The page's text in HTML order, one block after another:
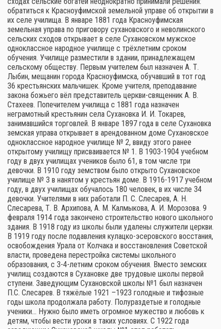
обратиться к Красноуфимской земельной управе об открытии в
их селе училища. В январе 1881 года Красноуфимская
земельная управа по приговору сухановского и неволинского
сельских сходов открывает в селе Сухановском мужское
одноклассное народное училище с трёхлетним сроком
обучения. Училище разместили в здании, принадлежащем
сельскому обществу. Первым учителем был назначен А. Т.
Лыбин, мещанин города Красноуфимска, обучавший в тот год
36 крестьянских мальчишек. Кроме учителя, преподавание
закона божьего вёл представитель церкви-священник А. В.
Стахеев. Попечителем училища с 1881 года назначен
неграмотный крестьянин села Сухановка И. И. Токарев,
занимавшийся торговлей. В январе 1897 года в селе Сухановка
земская управа открывает в арендованном доме Сухановское
одноклассное народное училище № 2, ввиду этого ранее
открытому училищу присваивается № 1. В 1903-1904 учебном
году в двух училищах учеников было 61, в том числе три
девочки. В 1910 году земством было открыто Сухановское
училище № 3 в нанятом у крестьян доме. В 1916-1917 учебном
году, в двух училищах обучалось 180 человек, в их числе 34
девочки. Учителями в них работали П. С. Слесарев, А. Н.
Слесарева, Т. В. Архипова, А. М. Калмыкова, А. И. Морозова. 9
февраля 1914 года закончено строительство нового школьного
здания. В 1918 году из школы были удалены служители церкви.
В 1919 году после подавления кулацко-эсеровского восстания,
освобождения Урала от Колчака и восстановления Советской
власти, проведена перестройка системы школьного
образования, с 3-4-летним сроком обучения. Вместо земских
училищ создаются в Сухановке две трудовые школы первой
ступени. Заведующим Сухановской школы №1 был назначен
П.С. Слесарев. В тяжёлые 1921 –1923 голодные и тифозные
годы школа продолжала работу. Полураздетые и голодные
ученики… Нужно было иметь огромное мужество и любовь к
детям, чтобы вести уроки в таких условиях. С 1922 года